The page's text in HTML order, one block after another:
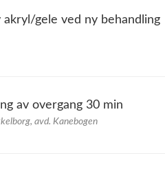
akryl/gele ved ny behandling
av overgang 30 min
avd. Kanebogen